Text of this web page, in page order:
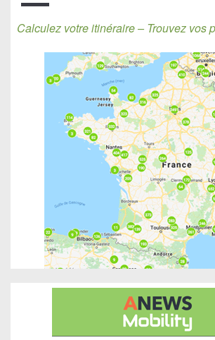
Calculez votre itinéraire – Trouvez vos